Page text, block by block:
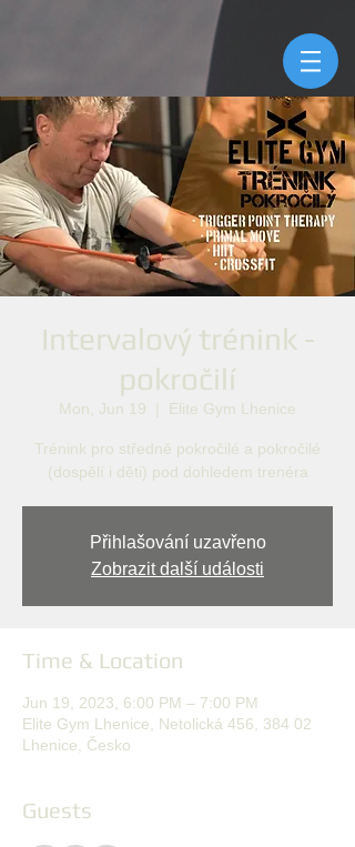
Intervalový trénink -
pokročilí
Mon, Jun 19
  |
Elite Gym Lhenice
Trénink pro středně pokročilé a pokročilé
(dospělí i děti) pod dohledem trenéra
Přihlašování uzavřeno
Zobrazit další události
Time & Location
Jun 19, 2023, 6:00 PM – 7:00 PM
Elite Gym Lhenice, Netolická 456, 384 02
Lhenice, Česko
Guests